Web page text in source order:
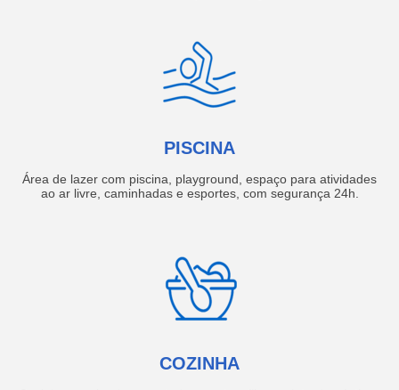
PISCINA
Área de lazer com piscina, playground, espaço para atividades
ao ar livre, caminhadas e esportes, com segurança 24h.
COZINHA